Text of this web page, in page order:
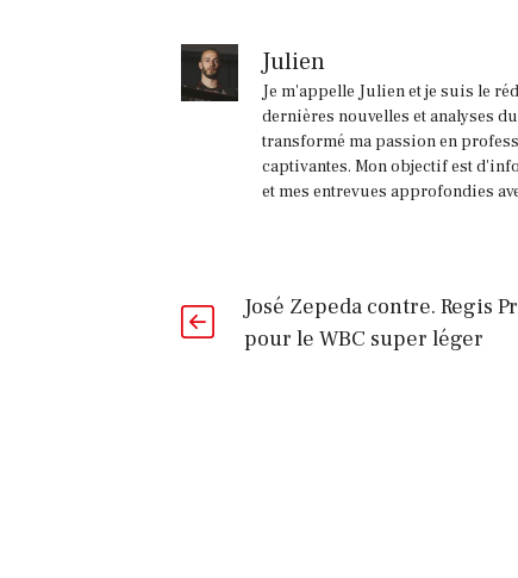
Julien
Je m'appelle Julien et je suis le
dernières nouvelles et analyses
transformé ma passion en
captivantes. Mon objectif est
et mes entrevues approfondies
José Zepeda contre. Regis
pour le WBC super léger